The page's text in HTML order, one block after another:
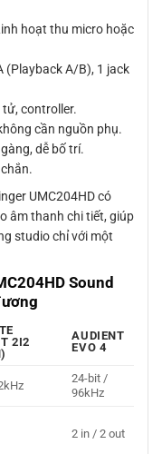
hoạt thu micro hoặc
(Playback A/B), 1 jack
tử, controller.
cần nguồn phụ.
dễ bố trí.
UMC204HD có
âm thanh chi tiết, giúp
studio chỉ với một
Sound
2I2
AUDIENT
EVO 4
24-bit /
96kHz
2 in / 2 out